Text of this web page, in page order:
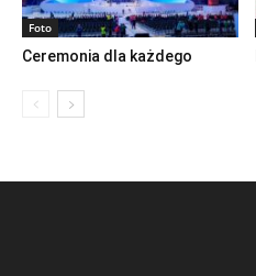
Foto
Ceremonia dla każdego